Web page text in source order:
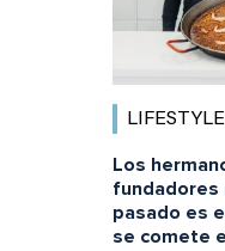
LIFESTYLE
Los
fundadores
pasado es
se comete